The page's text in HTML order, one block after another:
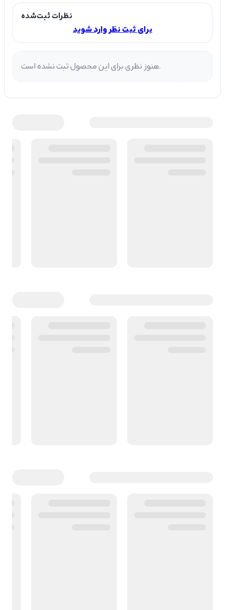
نظرات ثبت‌شده
برای ثبت نظر وارد شوید
هنوز نظری برای این محصول ثبت نشده است.